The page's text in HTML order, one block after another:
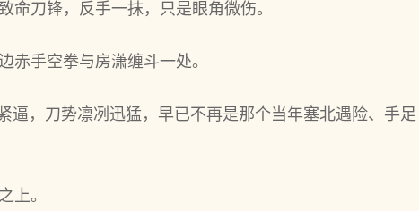
命刀锋，反手一抹，只是眼角微伤。
赤手空拳与房潇缠斗一处。
逼，刀势凛冽迅猛，早已不再是那个当年塞北遇险、手足
上。